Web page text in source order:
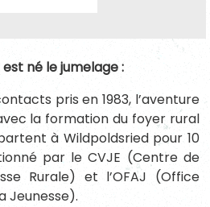
né le jumelage :
pris en 1983, l’aventure
la formation du foyer rural
à Wildpoldsried pour 10
par le CVJE (Centre de
Rurale) et l’OFAJ (Office
Jeunesse).